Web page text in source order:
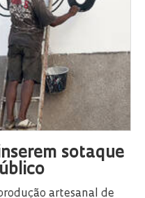
sotaque
artesanal de